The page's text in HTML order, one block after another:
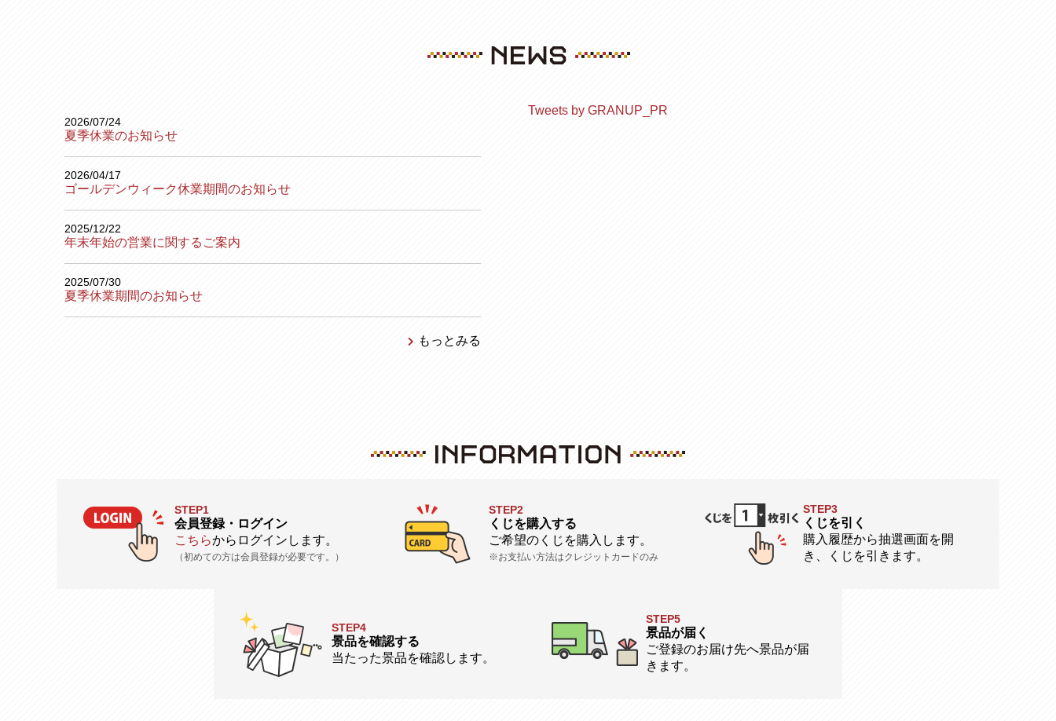
2026/07/24
夏季休業のお知らせ
2026/04/17
ゴールデンウィーク休業期間のお知らせ
2025/12/22
年末年始の営業に関するご案内
2025/07/30
夏季休業期間のお知らせ
もっとみる
Tweets by GRANUP_PR
STEP1
会員登録・ログイン
こちらからログインします。
（初めての方は会員登録が必要です。）
STEP2
くじを購入する
ご希望のくじを購入します。
※お支払い方法はクレジットカードのみ
STEP3
くじを引く
購入履歴から抽選画面を開
き、くじを引きます。
STEP4
景品を確認する
当たった景品を確認します。
STEP5
景品が届く
ご登録のお届け先へ景品が届
きます。